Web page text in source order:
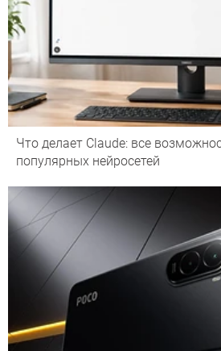
Что делает Сlaude: все
популярных нейросетей